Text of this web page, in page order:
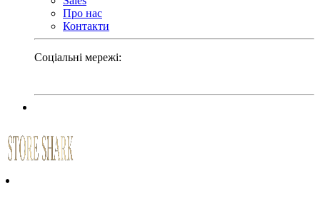
Про нас
Контакти
Соціальні мережі: